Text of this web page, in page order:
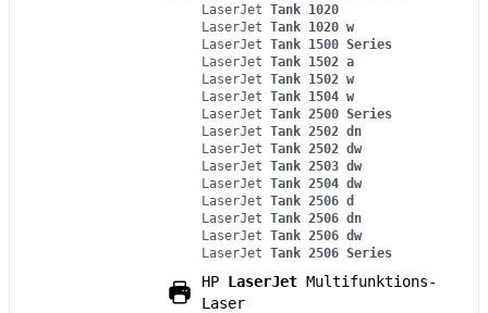
LaserJet Tank 1020
LaserJet Tank 1020 w
LaserJet Tank 1500 Series
LaserJet Tank 1502 a
LaserJet Tank 1502 w
LaserJet Tank 1504 w
LaserJet Tank 2500 Series
LaserJet Tank 2502 dn
LaserJet Tank 2502 dw
LaserJet Tank 2503 dw
LaserJet Tank 2504 dw
LaserJet Tank 2506 d
LaserJet Tank 2506 dn
LaserJet Tank 2506 dw
LaserJet Tank 2506 Series
HP LaserJet Multifunktions-
Laser